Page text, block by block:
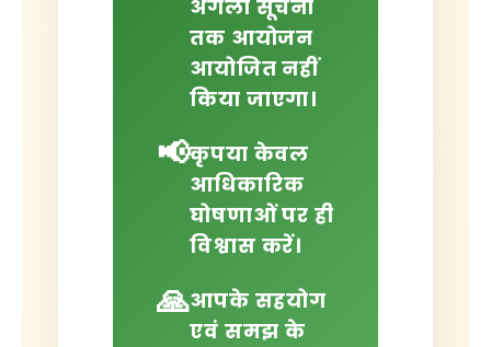
अगली सूचना
तक आयोजन
आयोजित नहीं
किया जाएगा।
📢कृपया केवल
आधिकारिक
घोषणाओं पर ही
विश्वास करें।
🙏आपके सहयोग
एवं समझ के